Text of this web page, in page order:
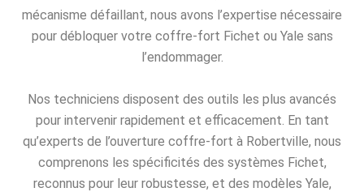
mécanisme défaillant, nous avons l’expertise nécessaire
pour débloquer votre coffre-fort Fichet ou Yale sans
l’endommager.
Nos techniciens disposent des outils les plus avancés
pour intervenir rapidement et efficacement. En tant
qu’experts de l’ouverture coffre-fort à Robertville, nous
comprenons les spécificités des systèmes Fichet,
reconnus pour leur robustesse, et des modèles Yale,